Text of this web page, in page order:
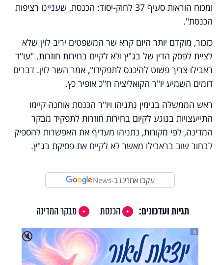
ומכוח הוראות סעיף 37 לחוק-יסוד: הכנסת, שעניינו רציפות
הכנסת".
כזכור, מוקדם יותר היום קרא שר המשפטים יריב לוין שלא
לציית לפסק הדין של בג"ץ ולא לקיים בחירות חוזרות. "עו"ד
ראבילו צריך פשוט להיכנס לתפקידו", אמר השר לוין. דברים
דומים השמיע יו"ר הקואליציה ח"כ אופיר כץ.
ראש הממשלה בנימין נתניהו ויו"ר הכנסת אוחנה קיימו
התייעצויות בנוגע לקיום בחירות חוזרות לתפקיד מבקר
המדינה, לפי מקורות, נתניהו מעדיף את האפשרות להספיק
לבחור שוב בראבילו מאשר לא לקיים את פסיקת בג"ץ.
עקבו אחרינו ב-News
תגיות ועדכונים: הכנסת
מבקר המדינה
🔇
X